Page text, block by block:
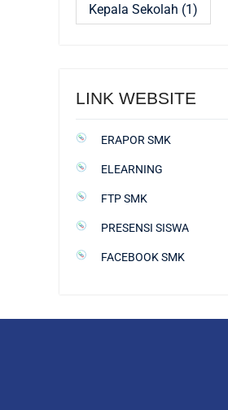
Kepala Sekolah (1)
LINK WEBSITE
ERAPOR SMK
ELEARNING
FTP SMK
PRESENSI SISWA
FACEBOOK SMK